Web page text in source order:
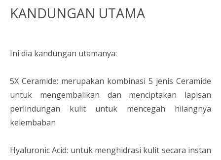
KANDUNGAN UTAMA
Ini dia kandungan utamanya:
5X Ceramide: merupakan kombinasi 5 jenis Ceramide
untuk mengembalikan dan menciptakan lapisan
perlindungan kulit untuk mencegah hilangnya
kelembaban
Hyaluronic Acid: untuk menghidrasi kulit secara instan